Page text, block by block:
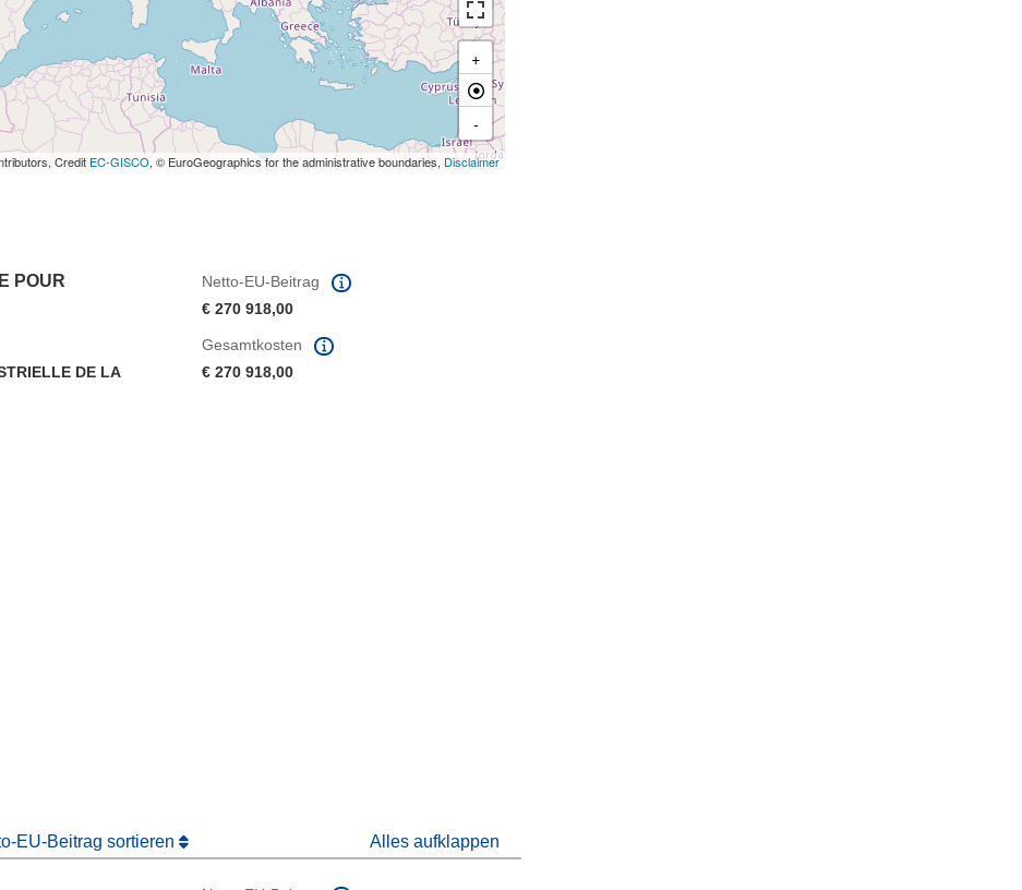
+
-
Credit EC-GISCO, © EuroGeographics for the administrative boundaries, Disclaimer
POUR
Netto-EU-Beitrag
€ 270 918,00
DE LA
Fenster)
Fenster)
Fenster)
Gesamtkosten
€ 270 918,00
EU-Beitrag sortieren Alles aufklappen